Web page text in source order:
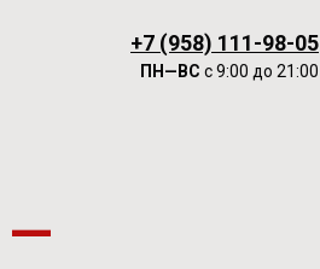
+7 (958) 111-98-05
ПН—ВС с 9:00 до 21:00